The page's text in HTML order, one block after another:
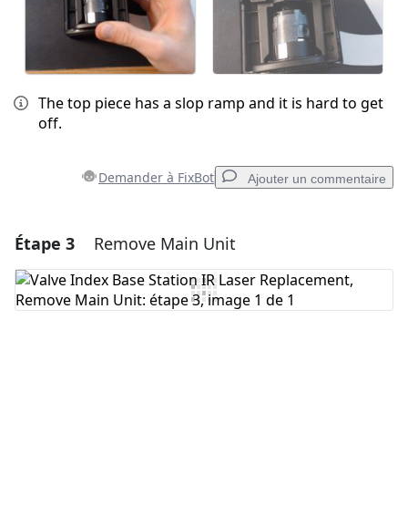
The top piece has a slop ramp and it is hard to get
off.
Demander à FixBot Ajouter un commentaire
Ajouter un commentaire
Ajouter un commentaire
Étape 3 Remove Main Unit